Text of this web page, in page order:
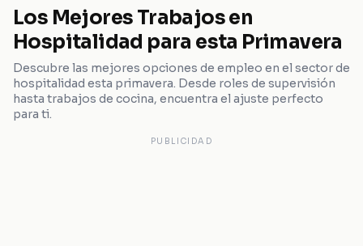
Los Mejores Trabajos en
Hospitalidad para esta Primavera
Descubre las mejores opciones de empleo en el sector de
hospitalidad esta primavera. Desde roles de supervisión
hasta trabajos de cocina, encuentra el ajuste perfecto
para ti.
PUBLICIDAD